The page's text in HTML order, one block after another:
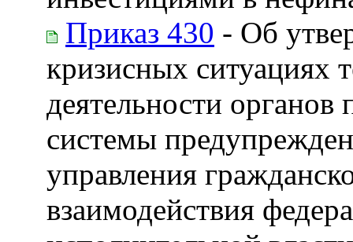
Приказ 430 - Об
кризисных ситуациях
деятельности органов
системы
управления
взаимодействия